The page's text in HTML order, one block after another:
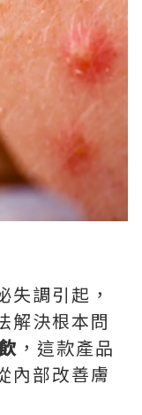
失調引起，
解決根本問
，這款產品
內部改善膚